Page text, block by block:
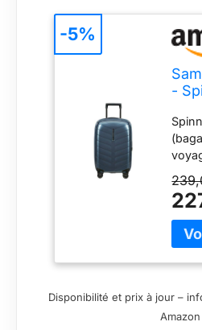
-
cm,
38/
les
qui
et
-5%
Disponibilité et prix à jour –
Amazon